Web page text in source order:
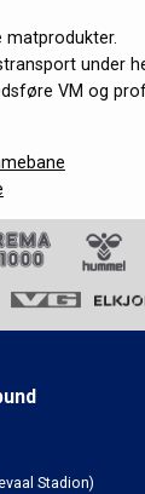
matprodukter.
under
VM og
Stadion)